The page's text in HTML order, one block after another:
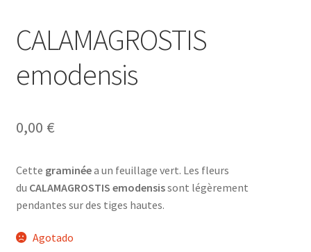
CALAMAGROSTIS
emodensis
0,00 €
Cette graminéea un feuillage vert. Les fleurs
du CALAMAGROSTIS emodensissont légèrement
pendantes sur des tiges hautes.
Agotado